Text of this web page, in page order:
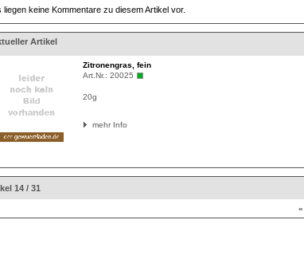
liegen keine Kommentare zu diesem Artikel vor.
Artikel
Zitronengras, fein
Art.Nr.: 20025
20g
mehr Info
14 / 31
«